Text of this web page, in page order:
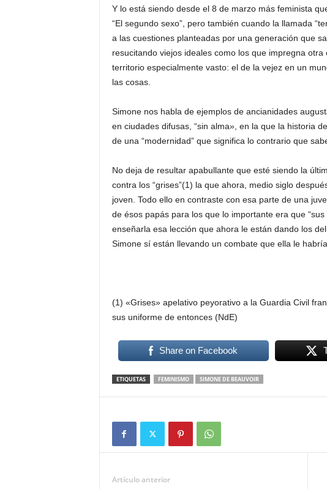
Y lo está siendo desde el 8 de marzo más feminista
“El segundo sexo”, pero también cuando la llamada
a las cuestiones planteadas por una generación que
resucitando viejos ideales como los que impregna
territorio especialmente vasto: el de la vejez en un
las cosas.
Simone nos habla de ejemplos de ancianidades
en ciudades difusas, “sin alma», en la que la historia
de una “modernidad” que significa lo contrario que
No deja de resultar apabullante que esté siendo la
contra los “grises”(1) la que ahora, medio siglo
joven. Todo ello en contraste con esa parte de una
de ésos papás para los que lo importante era que
enseñarla esa lección que ahora le están dando los
Simone sí están llevando un combate que ella le
(1) «Grises» apelativo peyorativo a la Guardia Civil
sus uniforme de entonces (NdE)
Share on Facebook
ETIQUETAS FEMINISMO SIMONE DE BEAUVOIR
Artículo anterior